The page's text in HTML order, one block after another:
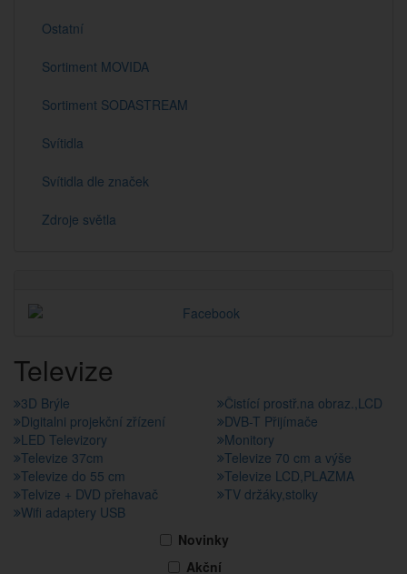
Ostatní
Sortiment MOVIDA
Sortiment SODASTREAM
Svítidla
Svítidla dle značek
Zdroje světla
Televize
3D Brýle
Čistící prostř.na obraz.,LCD
Digitalni projekční zřízení
DVB-T Přijímače
LED Televizory
Monitory
Televize 37cm
Televize 70 cm a výše
Televize do 55 cm
Televize LCD,PLAZMA
Telvize + DVD přehavač
TV držáky,stolky
Wifi adaptery USB
Novinky
Akční